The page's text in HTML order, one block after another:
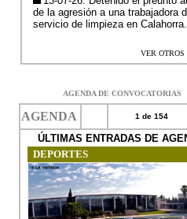
AGENDA DE CONVOCATORIAS